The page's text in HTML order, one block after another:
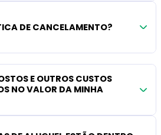
DE CANCELAMENTO?
E OUTROS CUSTOS
NO VALOR DA MINHA